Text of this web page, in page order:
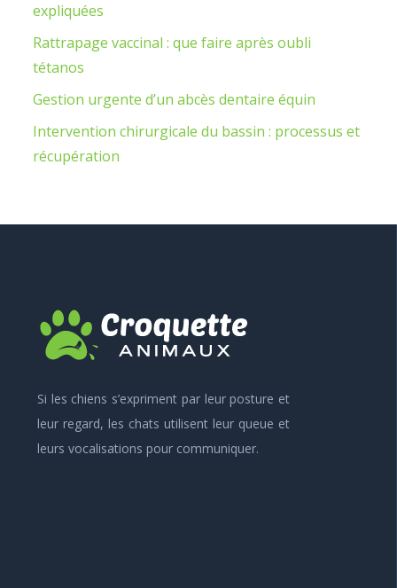
expliquées
Rattrapage vaccinal : que faire après oubli
tétanos
Gestion urgente d’un abcès dentaire équin
Intervention chirurgicale du bassin : processus et
récupération
Si les chiens s’expriment par leur posture et
leur regard, les chats utilisent leur queue et
leurs vocalisations pour communiquer.